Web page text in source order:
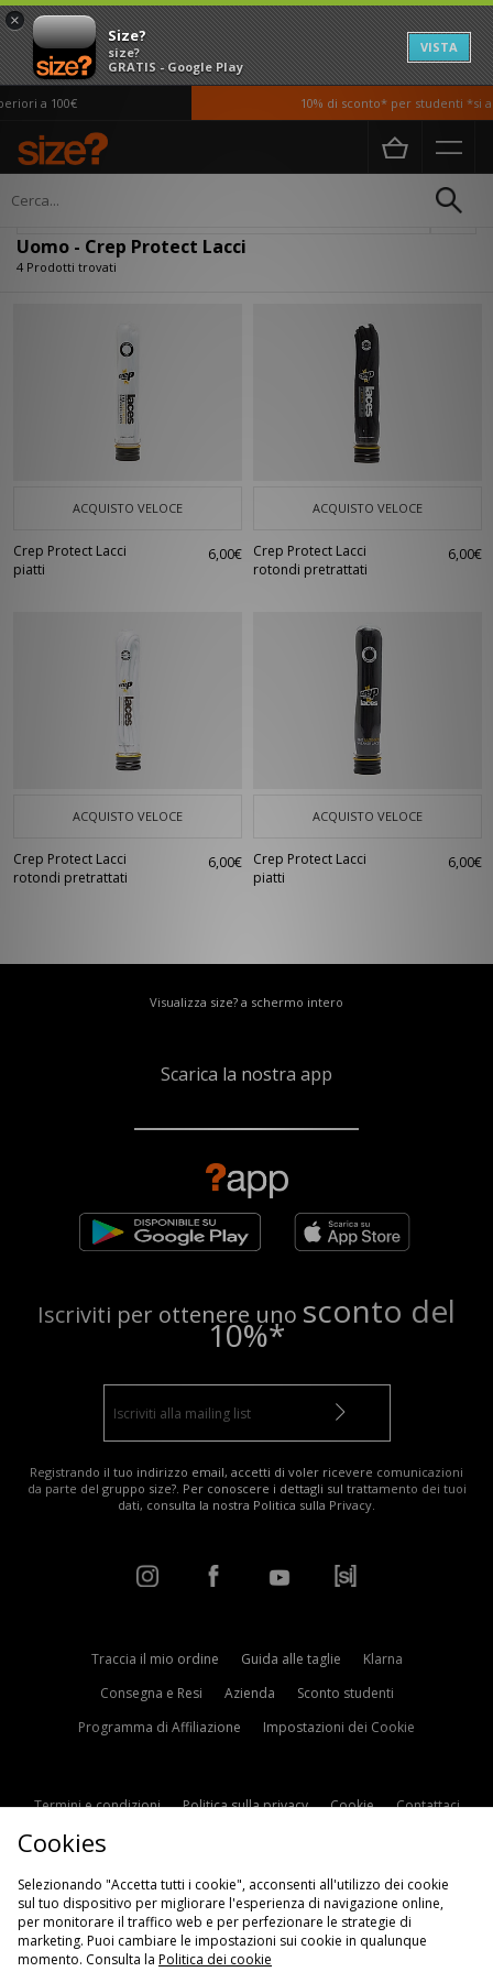
×
Size?
size?
GRATIS - Google Play
VISTA
a 100€ 10% di sconto* per studenti *si
Home Uomo
Uomo - Crep Protect Lacci
4 Prodotti trovati
ACQUISTO VELOCE
Crep Protect Lacci
piatti
6,00€
ACQUISTO VELOCE
Crep Protect Lacci
rotondi pretrattati
6,00€
ACQUISTO VELOCE
Crep Protect Lacci
rotondi pretrattati
6,00€
ACQUISTO VELOCE
Crep Protect Lacci
piatti
6,00€
Visualizza size? a schermo intero
Scarica la nostra app
Iscriviti per ottenere uno sconto del
10%*
Registrando il tuo indirizzo email, accetti di voler ricevere comunicazioni
da parte del gruppo size?. Per conoscere i dettagli sul trattamento dei tuoi
dati, consulta la nostra Politica sulla Privacy.
Traccia il mio ordine Guida alle taglie
Klarna
Consegna e Resi
Azienda
Sconto studenti
Programma di Affiliazione
Impostazioni dei Cookie
Termini e condizioni Politica sulla privacy Cookie
Contattaci
Cookies
Selezionando "Accetta tutti i cookie", acconsenti all'utilizzo dei cookie
sul tuo dispositivo per migliorare l'esperienza di navigazione online,
per monitorare il traffico web e per perfezionare le strategie di
marketing. Puoi cambiare le impostazioni sui cookie in qualunque
momento. Consulta la Politica dei cookie